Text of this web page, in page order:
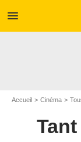
menu
Accueil Cinéma